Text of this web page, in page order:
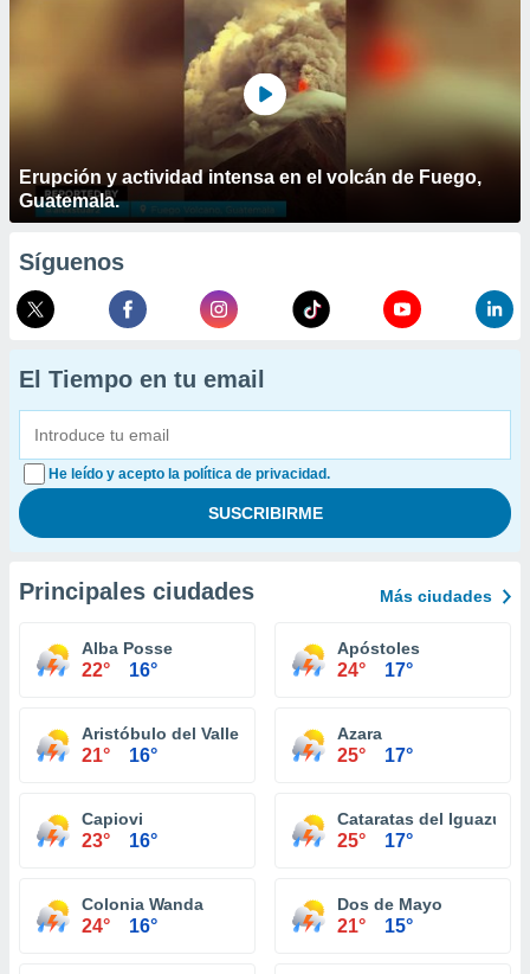
Erupción y actividad intensa en el volcán de Fuego,
Guatemala.
Síguenos
El Tiempo en tu email
He leído y acepto la política de privacidad.
Principales ciudades Más ciudades
Alba Posse
22° 16°
Apóstoles
24° 17°
Aristóbulo del Valle
21° 16°
Azara
25° 17°
Capiovi
23° 16°
Cataratas del Iguazú
25° 17°
Colonia Wanda
24° 16°
Dos de Mayo
21° 15°